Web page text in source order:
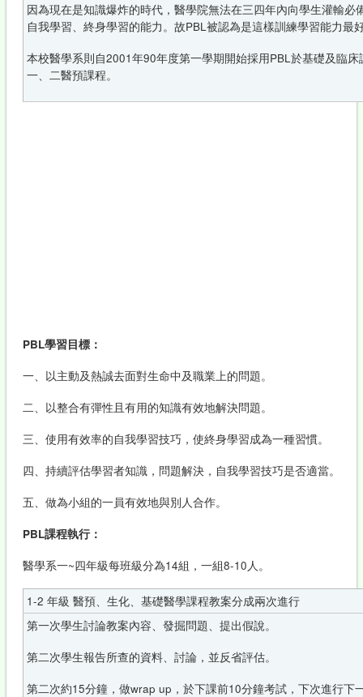
因為現在是知識爆炸的時代，醫學院無法在三四年內向學生灌輸
自我學習、終身學習的能力。故PBL被認為是這樣訓練學習能力最
本校醫學系則自2001年90年度第一學期開始採用PBL於基礎及臨
一、二醫預課程。
PBL學習目標：
一、以主動及熱誠去面對生命中及職業上的問題。
二、以整合有彈性且有用的知識有效地解決問題。
三、使用有效率的自我學習技巧，使終身學習成為一種習慣。
四、持續評估學習者知識，問題解決，自我學習技巧是否適當。
五、做為小組的一員有效地與別人合作。
PBL課程執行：
醫學系一~四年級每班級分為14組，一組8-10人。
1-2 年級 醫預、生化、基礎醫學課程教案分成兩次進行
第一次學生討論教案內容、發掘問題、提出假說。
第二次學生報告所查的資料、討論，並反省評估。
第二次約15分鐘，做wrap up，於下課前10分鐘考試，下次進行下